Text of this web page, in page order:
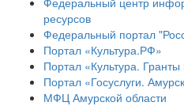
ресурсов
Федеральный портал
Портал «Культура.РФ»
Портал «Культура. Гранты
Портал «Госуслуги.
МФЦ Амурской области